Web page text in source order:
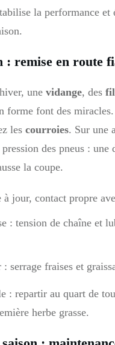
la performance et
: remise en route
une vidange, des
forme font des
les courroies. Sur une
des pneus : une
la coupe.
à jour, contact propre
: tension de chaîne et
serrage fraises et
: repartir au quart de
herbe grasse.